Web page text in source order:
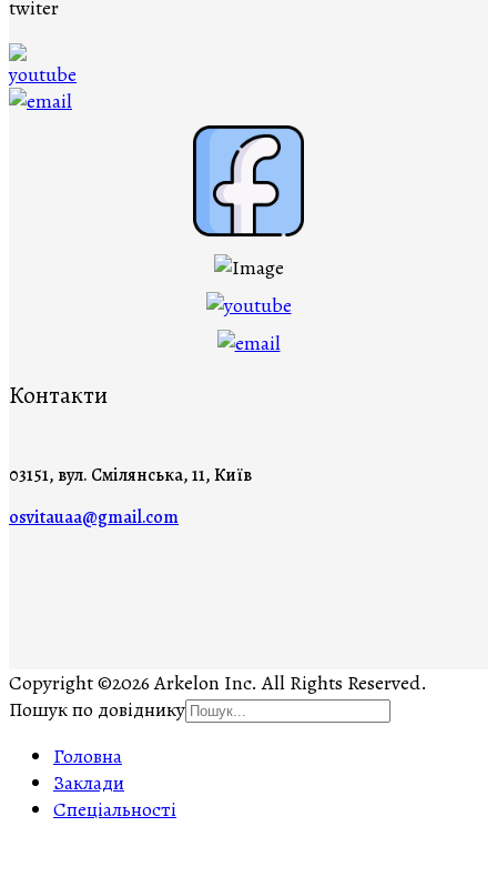
Контакти
03151, вул. Смілянська, 11, Київ
osvitauaa@gmail.com
Copyright ©2026 Arkelon Inc. All Rights Reserved.
Пошук по довіднику
Головна
Заклади
Спеціальності